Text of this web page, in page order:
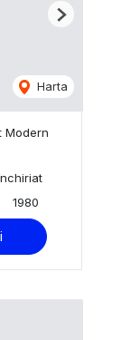
Harta
Next
Modern
1980